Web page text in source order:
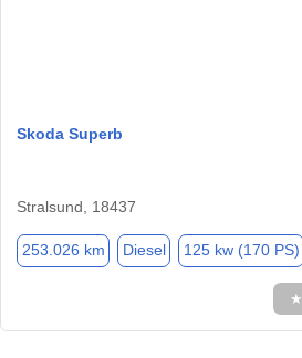
Skoda Superb
Stralsund, 18437
253.026 km Diesel 125 kw (170 PS)
★